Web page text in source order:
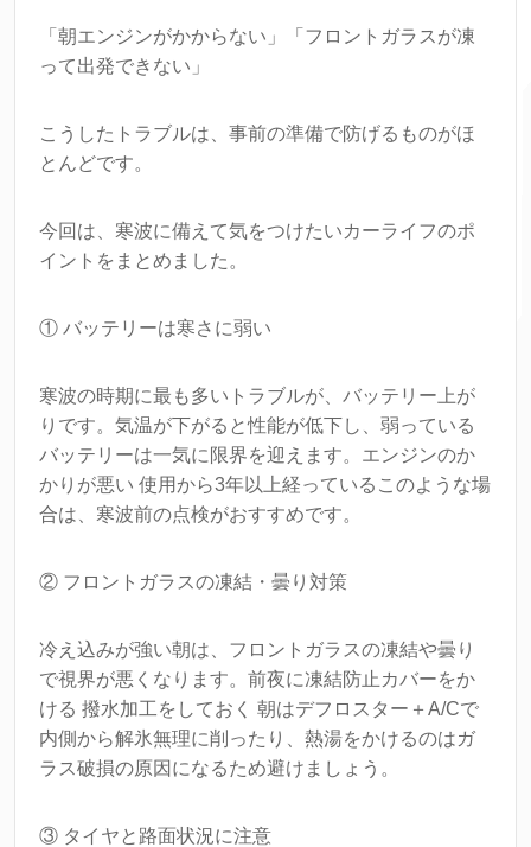
「朝エンジンがかからない」「フロントガラスが凍
って出発できない」
こうしたトラブルは、事前の準備で防げるものがほ
とんどです。
今回は、寒波に備えて気をつけたいカーライフのポ
イントをまとめました。
① バッテリーは寒さに弱い
寒波の時期に最も多いトラブルが、バッテリー上が
りです。気温が下がると性能が低下し、弱っている
バッテリーは一気に限界を迎えます。エンジンのか
かりが悪い 使用から3年以上経っているこのような場
合は、寒波前の点検がおすすめです。
② フロントガラスの凍結・曇り対策
冷え込みが強い朝は、フロントガラスの凍結や曇り
で視界が悪くなります。前夜に凍結防止カバーをか
ける 撥水加工をしておく 朝はデフロスター＋A/Cで
内側から解氷無理に削ったり、熱湯をかけるのはガ
ラス破損の原因になるため避けましょう。
③ タイヤと路面状況に注意